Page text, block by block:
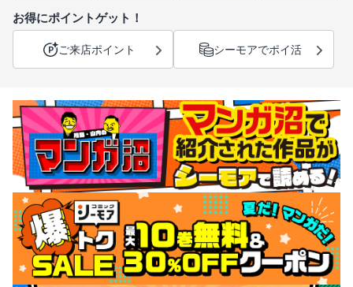
お得にポイントゲット！
ご来店ポイント シーモアでポイ活